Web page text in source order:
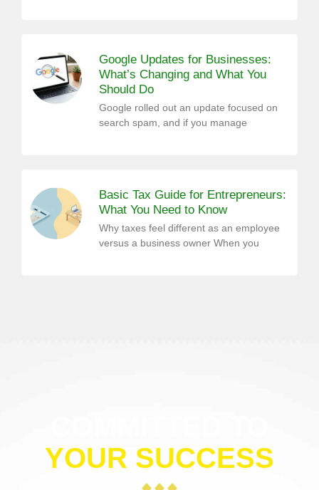
Google Updates for Businesses:
What’s Changing and What You
Should Do
Google rolled out an update focused on
search spam, and if you manage
Basic Tax Guide for Entrepreneurs:
What You Need to Know
Why taxes feel different as an employee
versus a business owner When you
YOUR SUCCESS